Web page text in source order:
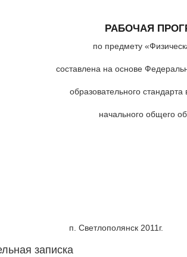
РАБОЧАЯ
по предмету
составлена на основе
образовательного стандарта
начального общего
2011г.
записка